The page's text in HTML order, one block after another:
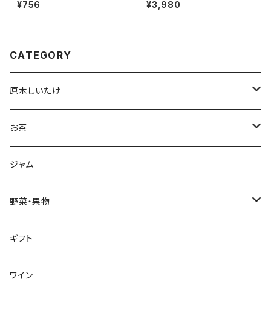
¥756 ¥3,980
CATEGORY
原木しいたけ
生しいたけ
干し椎茸
加工品
お茶
深蒸し茶
リーフ
ハーブティ
ティーバッグ
リーフ
加工品
くき茶
ジャム
野菜・果物
野菜
芋類
果物
ギフト
ワイン